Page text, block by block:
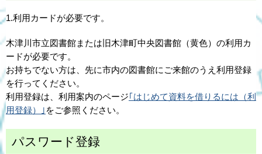
1.利用カードが必要です。
木津川市立図書館または旧木津町中央図書館（黄色）の利用カ
ードが必要です。
お持ちでない方は、先に市内の図書館にご来館のうえ利用登録
を行ってください。
利用登録は、利用案内のページ｢はじめて資料を借りるには（利
用登録）｣ をご参照ください。
パスワード登録